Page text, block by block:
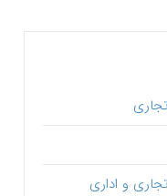
و اداری